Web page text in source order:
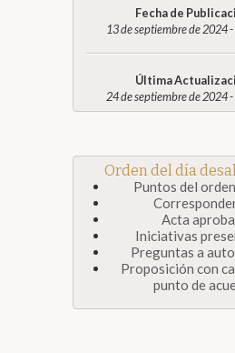
Fecha de
13 de septiembre de 2024
Última
24 de septiembre de 2024
Orden del día
Puntos del
Acta
Iniciativas
Preguntas a
Proposición con
punto de